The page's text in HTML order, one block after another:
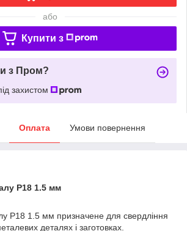
або
Купити з
з Пром?
захистом
Оплата Умови повернення
Р18 1.5 мм
Р18 1.5 мм призначене для свердління
деталях і заготовках.